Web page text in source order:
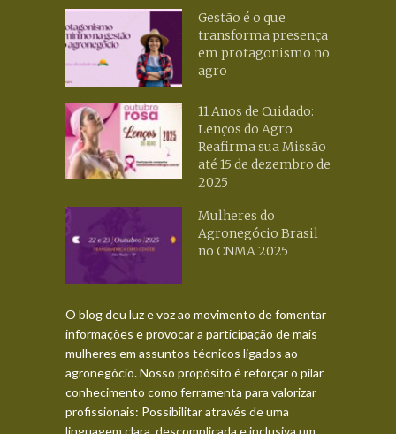
Gestão é o que
transforma presença
em protagonismo no
agro
11 Anos de Cuidado:
Lenços do Agro
Reafirma sua Missão
até 15 de dezembro de
2025
Mulheres do
Agronegócio Brasil
no CNMA 2025
O blog deu luz e voz ao movimento de fomentar
informações e provocar a participação de mais
mulheres em assuntos técnicos ligados ao
agronegócio. Nosso propósito é reforçar o pilar
conhecimento como ferramenta para valorizar
profissionais: Possibilitar através de uma